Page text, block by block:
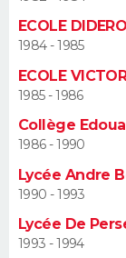
Alimentation
Guide de la santé
Maladies
Médicaments
Sommeil
VOYAGE
Destinations
City break
Voyage nature
Voyage de noces
Forum
Climat
+
PHOTO
GUIDES D'ACHAT
BONS PLANS
Carte de Noël
Carte Bonne année
Carte Saint-Valentin
Carte Pâques
Carte d'anniversaire
ECOLE
1984 - 1985
ECOLE
1985 - 1986
Collège
1986 - 1990
Lycée Andre
1990 - 1993
Lycée De
1993 - 1994